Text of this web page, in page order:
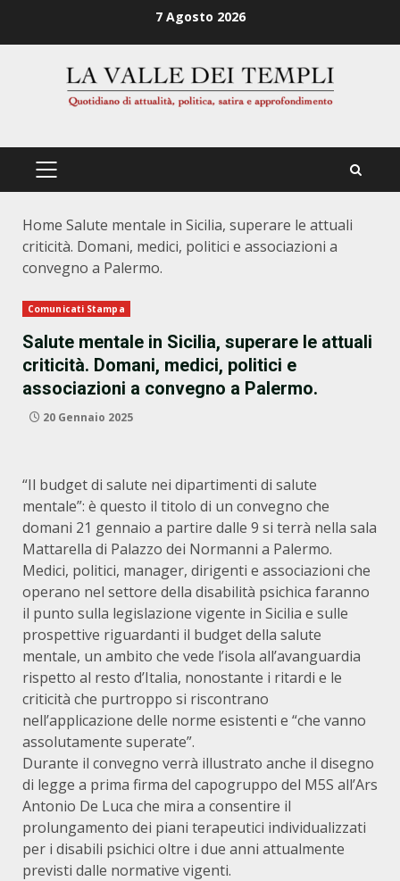
7 Agosto 2026
PRIMÄRES
Home Salute mentale in Sicilia, superare le attuali
criticità. Domani, medici, politici e associazioni a
convegno a Palermo.
Comunicati Stampa
Salute mentale in Sicilia, superare le attuali
criticità. Domani, medici, politici e
associazioni a convegno a Palermo.
20 Gennaio 2025
“Il budget di salute nei dipartimenti di salute
mentale”: è questo il titolo di un convegno che
domani 21 gennaio a partire dalle 9 si terrà nella sala
Mattarella di Palazzo dei Normanni a Palermo.
Medici, politici, manager, dirigenti e associazioni che
operano nel settore della disabilità psichica faranno
il punto sulla legislazione vigente in Sicilia e sulle
prospettive riguardanti il budget della salute
mentale, un ambito che vede l’isola all’avanguardia
rispetto al resto d’Italia, nonostante i ritardi e le
criticità che purtroppo si riscontrano
nell’applicazione delle norme esistenti e “che vanno
assolutamente superate”.
Durante il convegno verrà illustrato anche il disegno
di legge a prima firma del capogruppo del M5S all’Ars
Antonio De Luca che mira a consentire il
prolungamento dei piani terapeutici individualizzati
per i disabili psichici oltre i due anni attualmente
previsti dalle normative vigenti.